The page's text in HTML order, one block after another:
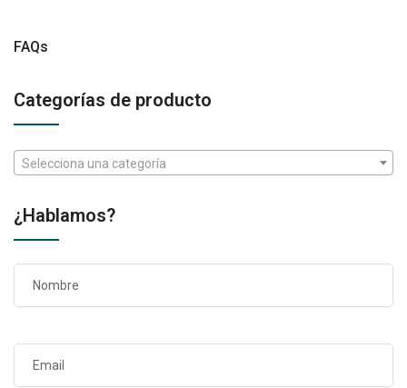
FAQs
Categorías de producto
Selecciona una categoría
¿Hablamos?